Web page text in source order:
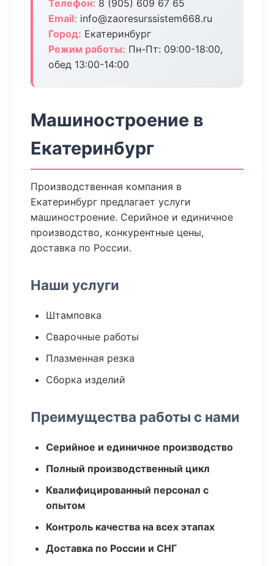
Телефон: 8 (905) 609 67 65
Email: info@zaoresurssistem668.ru
Город: Екатеринбург
Режим работы: Пн-Пт: 09:00-18:00,
обед 13:00-14:00
Машиностроение в
Екатеринбург
Производственная компания в
Екатеринбург предлагает услуги
машиностроение. Серийное и единичное
производство, конкурентные цены,
доставка по России.
Наши услуги
Штамповка
Сварочные работы
Плазменная резка
Сборка изделий
Преимущества работы с нами
Серийное и единичное производство
Полный производственный цикл
Квалифицированный персонал с
опытом
Контроль качества на всех этапах
Доставка по России и СНГ